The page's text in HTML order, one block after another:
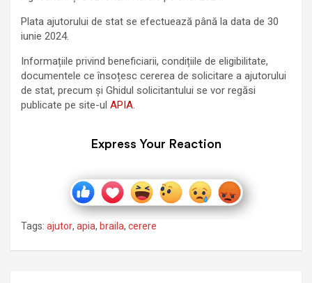
Plata ajutorului de stat se efectuează până la data de 30
iunie 2024.
Informațiile privind beneficiarii, condițiile de eligibilitate,
documentele ce însoțesc cererea de solicitare a ajutorului
de stat, precum și Ghidul solicitantului se vor regăsi
publicate pe site-ul APIA.
Express Your Reaction
Tags: ajutor, apia, braila, cerere